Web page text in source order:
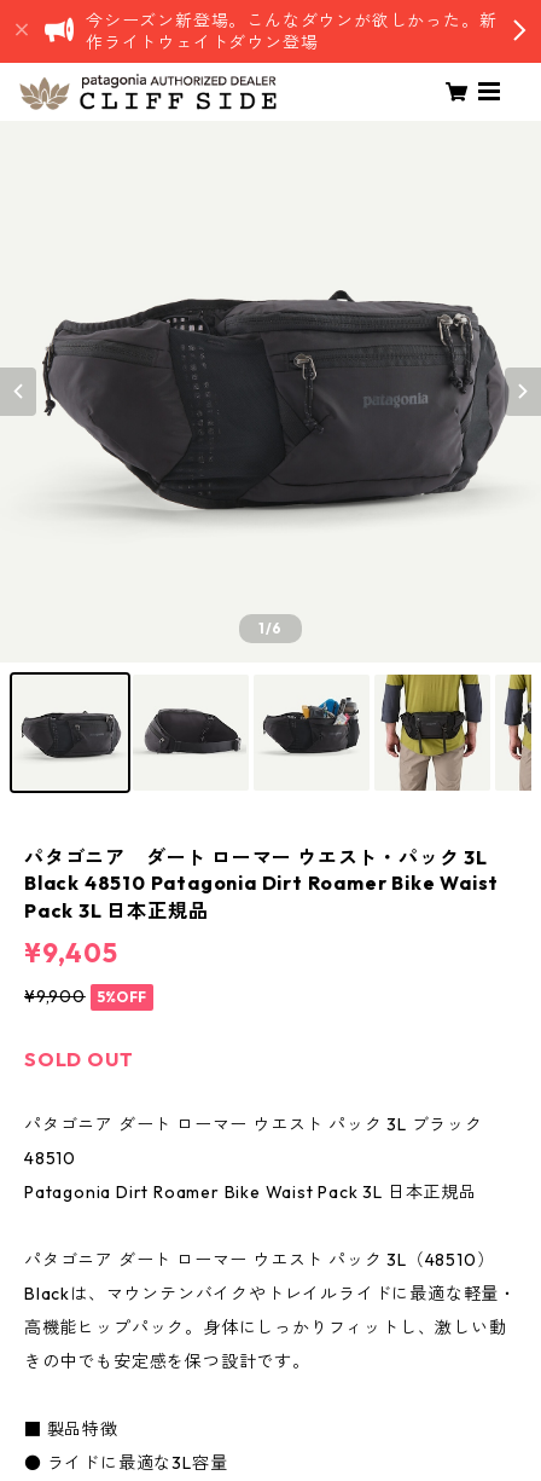
今シーズン新登場。こんなダウンが欲しかった。新
作ライトウェイトダウン登場
1/6
パタゴニア ダート ローマー ウエスト・パック 3L
Black 48510 Patagonia Dirt Roamer Bike Waist
Pack 3L 日本正規品
¥9,405
¥9,900 5%OFF
SOLD OUT
パタゴニア ダート ローマー ウエスト パック 3L ブラック
48510
Patagonia Dirt Roamer Bike Waist Pack 3L 日本正規品
パタゴニア ダート ローマー ウエスト パック 3L（48510）
Blackは、マウンテンバイクやトレイルライドに最適な軽量・
高機能ヒップパック。身体にしっかりフィットし、激しい動
きの中でも安定感を保つ設計です。
■ 製品特徴
● ライドに最適な3L容量